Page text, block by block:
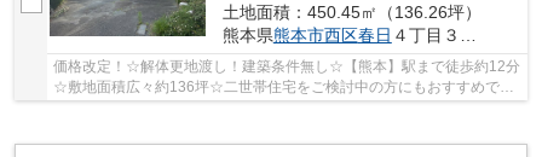
土地面積：450.45㎡（136.26坪）
熊本県熊本市西区春日 ４丁目３６－１２
価格改定！☆解体更地渡し！建築条件無し☆【熊本】駅まで徒歩約12分
☆敷地面積広々約136坪☆二世帯住宅をご検討中の方にもおすすめです
♪※崖条例対象地